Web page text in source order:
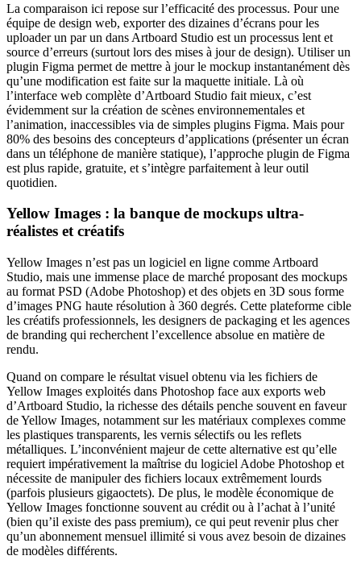
La comparaison ici repose sur l’efficacité des processus. Pour une
équipe de design web, exporter des dizaines d’écrans pour les
uploader un par un dans Artboard Studio est un processus lent et
source d’erreurs (surtout lors des mises à jour de design). Utiliser un
plugin Figma permet de mettre à jour le mockup instantanément dès
qu’une modification est faite sur la maquette initiale. Là où
l’interface web complète d’Artboard Studio fait mieux, c’est
évidemment sur la création de scènes environnementales et
l’animation, inaccessibles via de simples plugins Figma. Mais pour
80% des besoins des concepteurs d’applications (présenter un écran
dans un téléphone de manière statique), l’approche plugin de Figma
est plus rapide, gratuite, et s’intègre parfaitement à leur outil
quotidien.
Yellow Images : la banque de mockups ultra-
réalistes et créatifs
Yellow Images n’est pas un logiciel en ligne comme Artboard
Studio, mais une immense place de marché proposant des mockups
au format PSD (Adobe Photoshop) et des objets en 3D sous forme
d’images PNG haute résolution à 360 degrés. Cette plateforme cible
les créatifs professionnels, les designers de packaging et les agences
de branding qui recherchent l’excellence absolue en matière de
rendu.
Quand on compare le résultat visuel obtenu via les fichiers de
Yellow Images exploités dans Photoshop face aux exports web
d’Artboard Studio, la richesse des détails penche souvent en faveur
de Yellow Images, notamment sur les matériaux complexes comme
les plastiques transparents, les vernis sélectifs ou les reflets
métalliques. L’inconvénient majeur de cette alternative est qu’elle
requiert impérativement la maîtrise du logiciel Adobe Photoshop et
nécessite de manipuler des fichiers locaux extrêmement lourds
(parfois plusieurs gigaoctets). De plus, le modèle économique de
Yellow Images fonctionne souvent au crédit ou à l’achat à l’unité
(bien qu’il existe des pass premium), ce qui peut revenir plus cher
qu’un abonnement mensuel illimité si vous avez besoin de dizaines
de modèles différents.